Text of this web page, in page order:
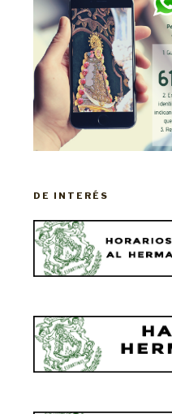
DE INTERÉS